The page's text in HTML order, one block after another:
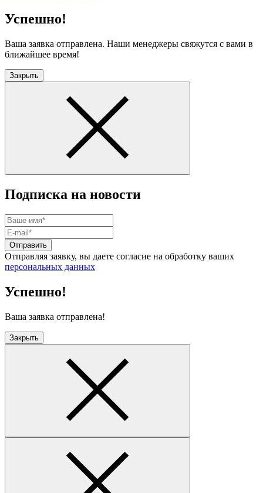
Успешно!
Ваша заявка отправлена. Наши менеджеры свяжутся с вами в
ближайшее время!
Закрыть
Подписка на новости
Отправить
Отправляя заявку, вы даете согласие на обработку ваших
персональных данных
Успешно!
Ваша заявка отправлена!
Закрыть